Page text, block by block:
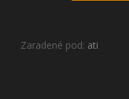
Zaradené pod: ati